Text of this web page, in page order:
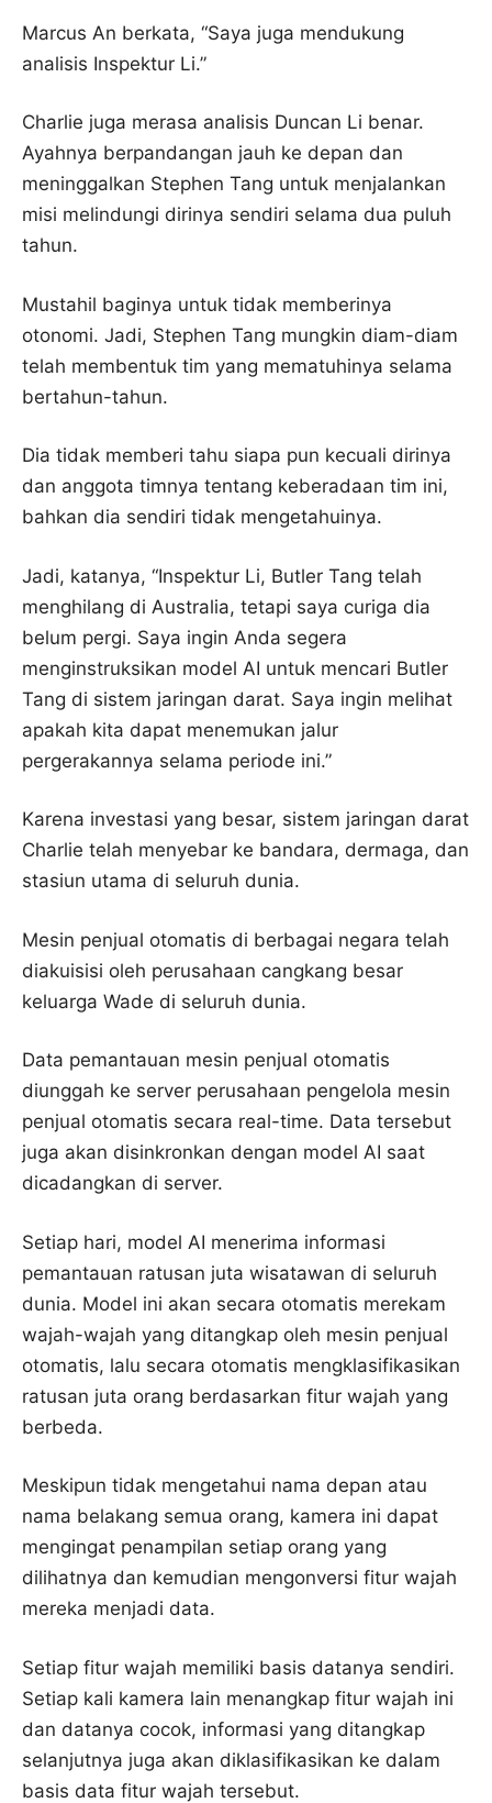
Marcus An berkata, “Saya juga mendukung
analisis Inspektur Li.”
Charlie juga merasa analisis Duncan Li benar.
Ayahnya berpandangan jauh ke depan dan
meninggalkan Stephen Tang untuk menjalankan
misi melindungi dirinya sendiri selama dua puluh
tahun.
Mustahil baginya untuk tidak memberinya
otonomi. Jadi, Stephen Tang mungkin diam-diam
telah membentuk tim yang mematuhinya selama
bertahun-tahun.
Dia tidak memberi tahu siapa pun kecuali dirinya
dan anggota timnya tentang keberadaan tim ini,
bahkan dia sendiri tidak mengetahuinya.
Jadi, katanya, “Inspektur Li, Butler Tang telah
menghilang di Australia, tetapi saya curiga dia
belum pergi. Saya ingin Anda segera
menginstruksikan model AI untuk mencari Butler
Tang di sistem jaringan darat. Saya ingin melihat
apakah kita dapat menemukan jalur
pergerakannya selama periode ini.”
Karena investasi yang besar, sistem jaringan darat
Charlie telah menyebar ke bandara, dermaga, dan
stasiun utama di seluruh dunia.
Mesin penjual otomatis di berbagai negara telah
diakuisisi oleh perusahaan cangkang besar
keluarga Wade di seluruh dunia.
Data pemantauan mesin penjual otomatis
diunggah ke server perusahaan pengelola mesin
penjual otomatis secara real-time. Data tersebut
juga akan disinkronkan dengan model AI saat
dicadangkan di server.
Setiap hari, model AI menerima informasi
pemantauan ratusan juta wisatawan di seluruh
dunia. Model ini akan secara otomatis merekam
wajah-wajah yang ditangkap oleh mesin penjual
otomatis, lalu secara otomatis mengklasifikasikan
ratusan juta orang berdasarkan fitur wajah yang
berbeda.
Meskipun tidak mengetahui nama depan atau
nama belakang semua orang, kamera ini dapat
mengingat penampilan setiap orang yang
dilihatnya dan kemudian mengonversi fitur wajah
mereka menjadi data.
Setiap fitur wajah memiliki basis datanya sendiri.
Setiap kali kamera lain menangkap fitur wajah ini
dan datanya cocok, informasi yang ditangkap
selanjutnya juga akan diklasifikasikan ke dalam
basis data fitur wajah tersebut.